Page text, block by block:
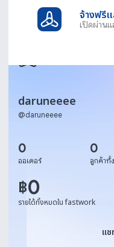
จ้างฟรี
เปิดผ่าน
daruneeee
@daruneeee
0
ออเดอร์
0
ลูกค้าทั้
฿0
รายได้ทั้งหมดใน fastwork
แชทกับ แ